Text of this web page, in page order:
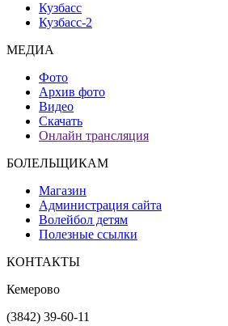
Кузбасс
Кузбасс-2
МЕДИА
Фото
Архив фото
Видео
Скачать
Онлайн трансляция
БОЛЕЛЬЩИКАМ
Магазин
Администрация сайта
Волейбол детям
Полезные ссылки
КОНТАКТЫ
Кемерово
(3842) 39-60-11